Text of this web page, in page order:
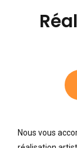
Nous vous